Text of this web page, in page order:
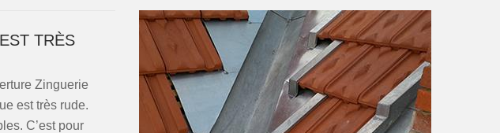
TRÈS
Zinguerie
est très rude.
C’est pour